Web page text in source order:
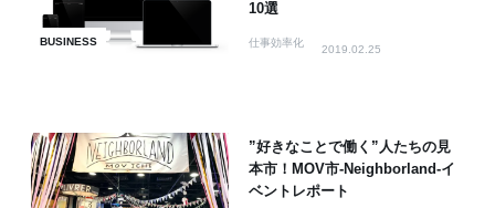
BUSINESS
10選
仕事効率化
2019.02.25
”好きなことで働く”人たちの見
本市！MOV市-Neighborland-イ
ベントレポート